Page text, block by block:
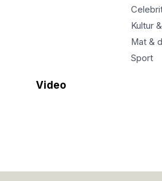
Kultur
Mat &
Sport
Video